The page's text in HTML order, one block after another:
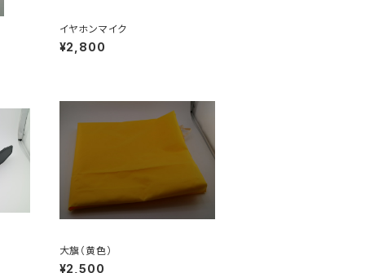
イヤホンマイク
¥2,800
大旗（黄色）
¥2,500